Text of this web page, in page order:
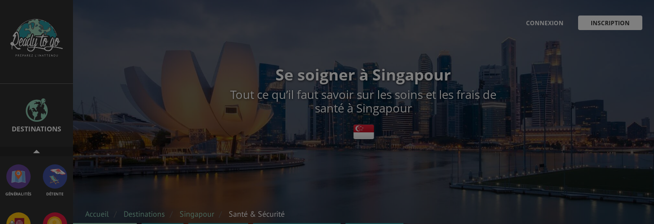
DESTINATIONS
EMPLOIS &
STAGES
BONS PLANS
GÉNÉRALITÉS DÉTENTE
CONNEXION INSCRIPTION
Se soigner à Singapour
Tout ce qu’il faut savoir sur les soins et les frais de
santé à Singapour
Accueil Destinations Singapour
Santé & Sécurité